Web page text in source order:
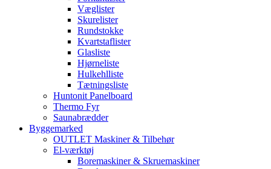
Væglister
Skurelister
Rundstokke
Kvartstaflister
Glasliste
Hjørneliste
Hulkehlliste
Tætningsliste
Huntonit Panelboard
Thermo Fyr
Saunabrædder
Byggemarked
OUTLET Maskiner & Tilbehør
El-værktøj
Boremaskiner & Skruemaskiner